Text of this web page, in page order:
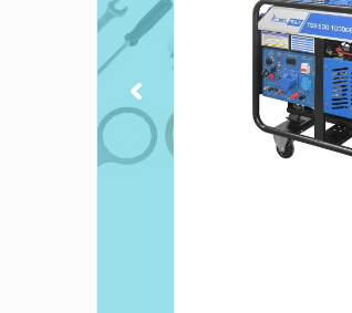
Грузоподъемное оборудование
Силовая техника
Складское оснащение
Строительное оборудование
Электростанции